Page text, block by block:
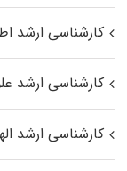
کارشناسی ارشد
کارشناسی ارشد
کارشناسی ارشد